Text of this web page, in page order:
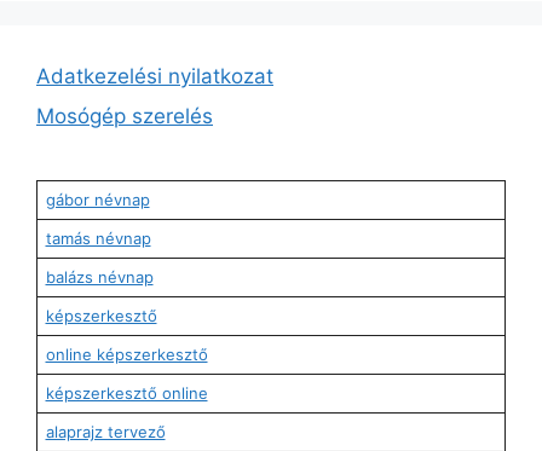
Adatkezelési nyilatkozat
Mosógép szerelés
gábor névnap
tamás névnap
balázs névnap
képszerkesztő
online képszerkesztő
képszerkesztő online
alaprajz tervező